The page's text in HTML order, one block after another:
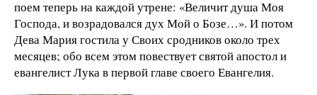
поем теперь на каждой утрене: «Величит душа Моя
Господа, и возрадовался дух Мой о Бозе…». И потом
Дева Мария гостила у Своих сродников около трех
месяцев; обо всем этом повествует святой апостол и
евангелист Лука в первой главе своего Евангелия.